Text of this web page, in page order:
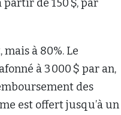
de 150 $, par
à 80%. Le
à 3 000 $ par an,
des
est offert jusqu’à un